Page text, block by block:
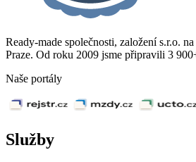
Ready-made společnosti, založení s.r.o.
Praze. Od roku 2009 jsme připravili 3
Naše portály
Služby